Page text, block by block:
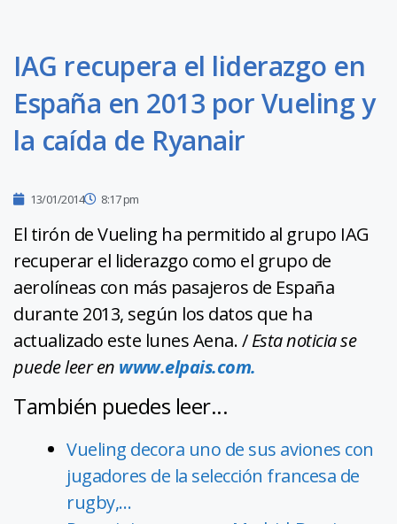
IAG recupera el liderazgo en
España en 2013 por Vueling y
la caída de Ryanair
13/01/2014 8:17 pm
El tirón de Vueling ha permitido al grupo IAG
recuperar el liderazgo como el grupo de
aerolíneas con más pasajeros de España
durante 2013, según los datos que ha
actualizado este lunes Aena. /Esta noticia se
puede leer en www.elpais.com.
También puedes leer...
Vueling decora uno de sus aviones con
jugadores de la selección francesa de
rugby,…